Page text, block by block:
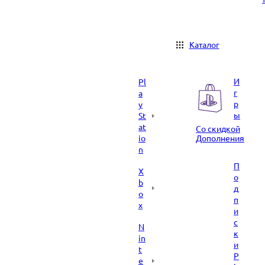
Каталог
Pl
a
y
St
at
io
n
X
b
o
x
N
in
t
e
И
г
р
ы
Со скидкой
Дополнения
П
о
д
п
и
с
к
и
P